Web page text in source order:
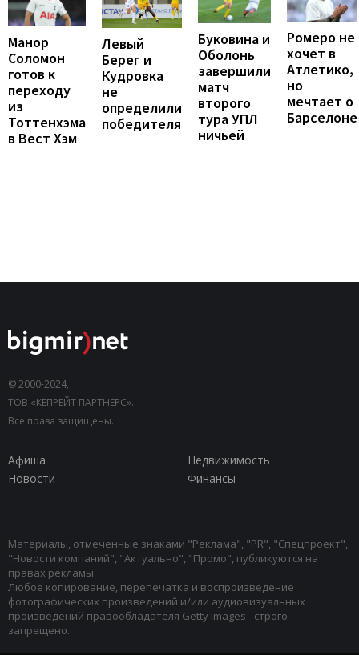
Манор
Соломон
готов к
переходу
из
Тоттенхэма
в Вест Хэм
Левый
Берег и
Кудровка
не
определили
победителя
Буковина и
Оболонь
завершили
матч
второго
тура УПЛ
ничьей
Ромеро не
хочет в
Атлетико,
но
мечтает о
Барселоне
© 2000-2024,
ТОВ «КЕПРЕЙТ ПАРТНЕРС».
Все права защищены.
Афиша
Недвижимость
Новости
Финансы
Материалы, отмеченные знаками "Реклама", "PR", "Спецпроект",
"Новости компаний", "Актуально", "Промо", публикуются на
правах рекламы.
Любое копирование, перепечатка и воспроизведение
фотографических произведений и/или аудиовизуальных
произведений правообладателя Getty Images - строго
запрещено.